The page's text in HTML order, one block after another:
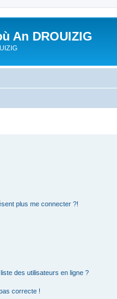
An DROUIZIG
plus me connecter ?!
des utilisateurs en ligne ?
correcte !